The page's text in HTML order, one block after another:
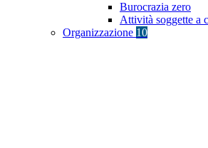
Burocrazia zero
Attività soggette a
Organizzazione 10